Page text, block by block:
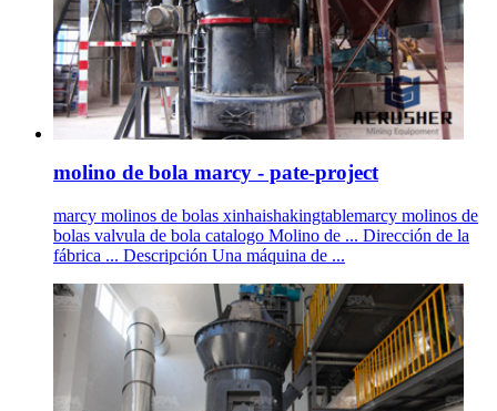
molino de bola marcy - pate-project
marcy molinos de bolas xinhaishakingtablemarcy molinos de
bolas valvula de bola catalogo Molino de ... Dirección de la
fábrica ... Descripción Una máquina de ...